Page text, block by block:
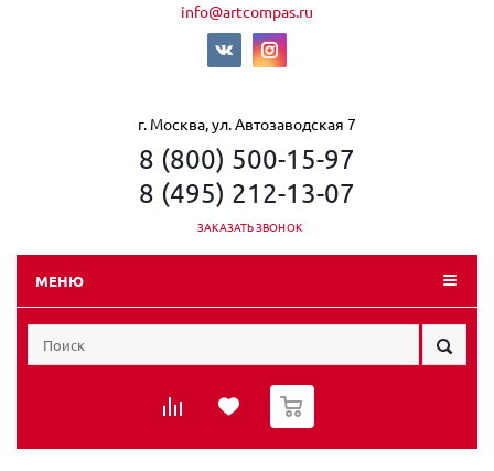
info@artcompas.ru
г. Москва, ул. Автозаводская 7
8 (800) 500-15-97
8 (495) 212-13-07
ЗАКАЗАТЬ ЗВОНОК
МЕНЮ
0